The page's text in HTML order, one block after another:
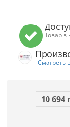
Товар в
Смотреть
10 694